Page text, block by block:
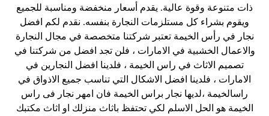
ذات متنوعة وقوة عالية. يقدم أسعار منخفضة ومناسبة للجميع
ويقوم بشراء كل مستلزمات النجارة بنفسه. نقدم لكم افضل
نجار في رأس الخيمة تعتبر شركتنا متخصصة في مجال النجارة
والاعمال الخشبية في الامارات ، فلن تجد افضل من شركتنا في
تصميم الاثاث في راس الخيمة ، فلدينا افضل النجارين في
الامارات ، فلدينا افضل الاشكال التي تناسب جميع الاذواق في
راسالخيمة ،لديها نجار براس الخيمة فان امهر نجار فى راس
الخيمة هو الحل الاسلم لكي تحتفظ باثاث منزلك او اثاث مكتبك